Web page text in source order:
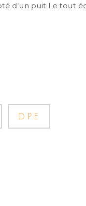
d'un puit Le tout
DPE